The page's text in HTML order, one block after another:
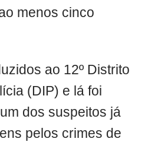
menos cinco
ao 12º Distrito
(DIP) e lá foi
dos suspeitos já
pelos crimes de